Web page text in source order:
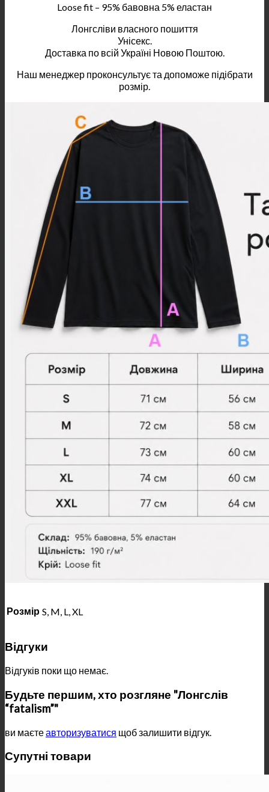
Loose fit – 95% бавовна 5% еластан
Лонгсліви власного пошиття
Унісекс.
Доставка по всій Україні Новою Поштою.
Наш менеджер проконсультує та допоможе підібрати
розмір.
Розмір S, M, L, XL
Відгуки
Відгуків поки що немає.
Будьте першим, хто розгляне "Лонгслів
“fatalism”"
ви маєтеавторизуватися щоб залишити відгук.
Супутні товари